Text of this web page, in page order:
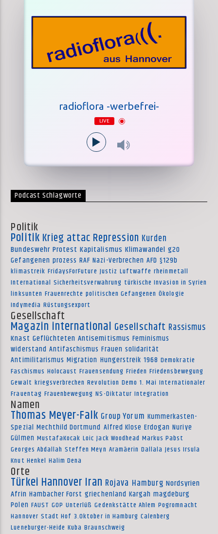
radioflora -werbefrei-
LIVE
Podcast Schlagworte
Politik
Politik Krieg attac Repression Kurden
Bundeswehr Protest Kapitalismus Klimawandel g20
Gefangenen prozess RAF Nazi-Verbrechen AFD §129b
klimastreik FridaysForFuture Justiz Luftwaffe rheinmetall
International Sicherheitsverwahrung türkische Invasion in Syrien
linksunten Frauenrechte politischen Gefangenen Ökologie
Indymedia Rüstungsexport
Gesellschaft
Magazin international Gesellschaft Rassismus
Knast Geflüchteten Antisemitismus Feminismus
widerstand Antifaschismus Frauen solidarität
Antimilitarismus Migration Hungerstreik 1968 Demokratie
Faschismus Holocaust Frauensendung Frieden Friedensbewegung
Gewalt kriegsverbrechen Revolution Demo 1. Mai Internationaler
Frauentag Frauenbewegung NS-Diktatur Integration
Namen
Thomas Meyer-Falk Group Yorum Kummerkasten-
Spezial Mechthild Dortmund Alfred Klose Erdogan Nuriye
Gülmen MustafaKocak Loic Jack Woodhead Markus Pabst
Georges Abdallah Steffen Meyn Aramäerin Dallala Jesus Irsula
Knut Henkel Halim Dena
Orte
Türkei Hannover Iran Rojava Hamburg Nordsyrien
Afrin Hambacher Forst griechenland Kargah magdeburg
Polen FAUST GOP Unterlüß Gedenkstätte Ahlem Pogromnacht
Hannover Stadt Hof 3.Oktober in Hamburg Calenberg
Lueneburger-Heide Kuba Braunschweig